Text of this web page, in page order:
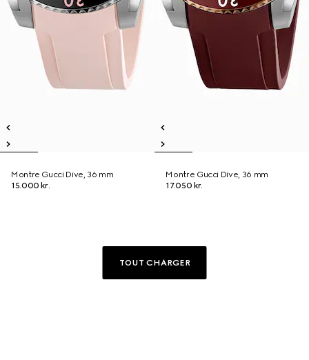
Montre Gucci Dive, 36 mm
15.000 kr.
Montre Gucci Dive, 36 mm
17.050 kr.
TOUT CHARGER